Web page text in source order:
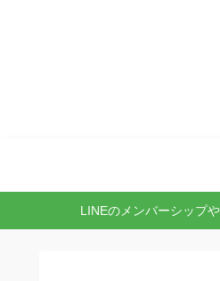
LINEのメンバーシップ